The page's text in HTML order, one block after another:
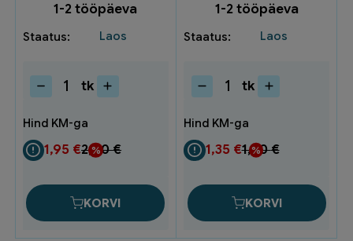
1-2 tööpäeva
Laos
Kaitsekate
4x5m
56651-
00002-
01
kogus
tk
2,60€
1,95 €
KORVI
1-2 tööpäeva
Laos
Maalriteip
valge
TM2503
(36)
kogus
tk
1,80€
1,35 €
KORVI